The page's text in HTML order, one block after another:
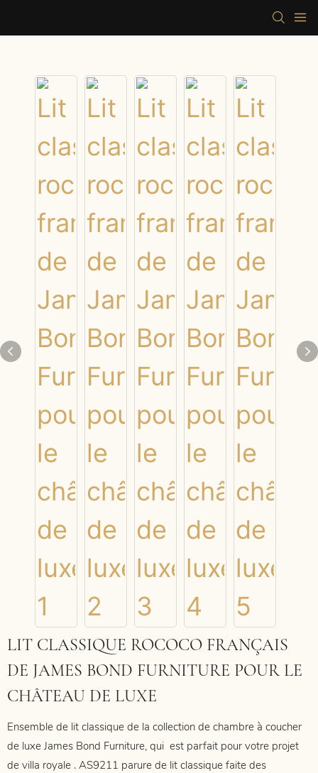
LIT CLASSIQUE ROCOCO FRANÇAIS
DE JAMES BOND FURNITURE POUR LE
CHÂTEAU DE LUXE
Ensemble de lit classique de la collection de chambre à coucher
de luxe James Bond Furniture, qui est parfait pour votre projet
de villa royale . AS9211 parure de lit classique faite des